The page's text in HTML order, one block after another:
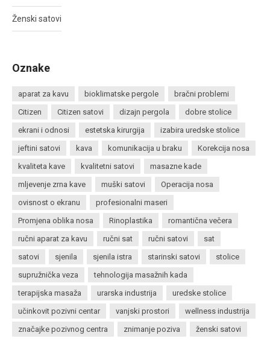
Ženski satovi
Oznake
aparat za kavu bioklimatske pergole
bračni problemi
Citizen
Citizen satovi dizajn pergola
dobre stolice
ekrani i odnosi
estetska kirurgija
izabira uredske stolice
jeftini satovi
kava komunikacija u braku
Korekcija nosa
kvaliteta kave
kvalitetni satovi
masazne kade
mljevenje zrna kave
muški satovi
Operacija nosa
ovisnost o ekranu
profesionalni maseri
Promjena oblika nosa
Rinoplastika
romantična večera
ručni aparat za kavu
ručni sat ručni satovi
sat
satovi
sjenila sjenila istra starinski satovi
stolice
supružnička veza
tehnologija masažnih kada
terapijska masaža
urarska industrija
uredske stolice
učinkovit pozivni centar
vanjski prostori
wellness industrija
značajke pozivnog centra
znimanje poziva ženski satovi